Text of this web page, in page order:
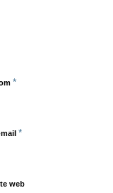
*
*
web